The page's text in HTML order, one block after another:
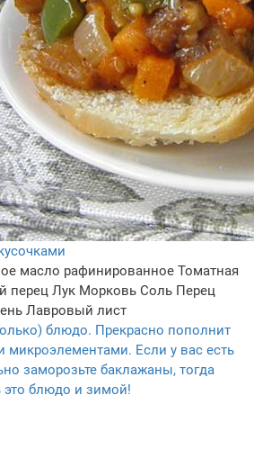
масло рафинированное Томатная
перец Лук Морковь Соль Перец
Лавровый лист
блюдо. Прекрасно пополнит
Если у вас есть
заморозьте баклажаны, тогда
это блюдо и зимой!